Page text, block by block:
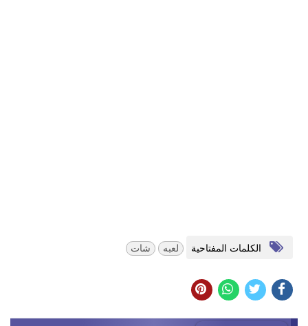
الكلمات المفتاحية لعبه شات